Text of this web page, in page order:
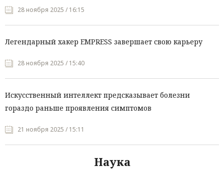
28 ноября 2025 / 16:15
Легендарный хакер EMPRESS завершает свою карьеру
28 ноября 2025 / 15:40
Искусственный интеллект предсказывает болезни
гораздо раньше проявления симптомов
21 ноября 2025 / 15:11
Наука